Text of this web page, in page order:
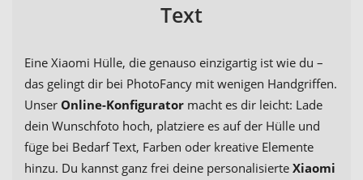
Text
Eine Xiaomi Hülle, die genauso einzigartig ist wie du –
das gelingt dir bei PhotoFancy mit wenigen Handgriffen.
Unser Online-Konfigurator macht es dir leicht: Lade
dein Wunschfoto hoch, platziere es auf der Hülle und
füge bei Bedarf Text, Farben oder kreative Elemente
hinzu. Du kannst ganz frei deine personalisierte Xiaomi